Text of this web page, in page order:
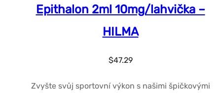
Epithalon 2ml 10mg/lahvička –
HILMA
$47.29
Zvyšte svůj sportovní výkon s našimi špičkovými